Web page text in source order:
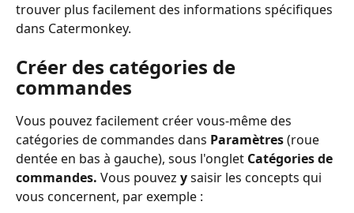
trouver plus facilement des informations spécifiques
dans Catermonkey.
Créer des catégories de
commandes
Vous pouvez facilement créer vous-même des
catégories de commandes dans Paramètres (roue
dentée en bas à gauche), sous l'onglet Catégories de
commandes. Vous pouvez y saisir les concepts qui
vous concernent, par exemple :